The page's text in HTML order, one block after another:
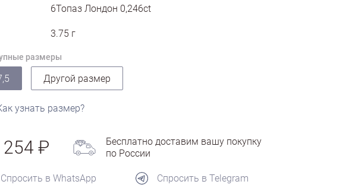
6Топаз Лондон 0,246ct
3.75 г
размеры
Другой размер
узнать размер?
Бесплатно доставим вашу покупку
по России
Спросить в WhatsApp Спросить в Telegram